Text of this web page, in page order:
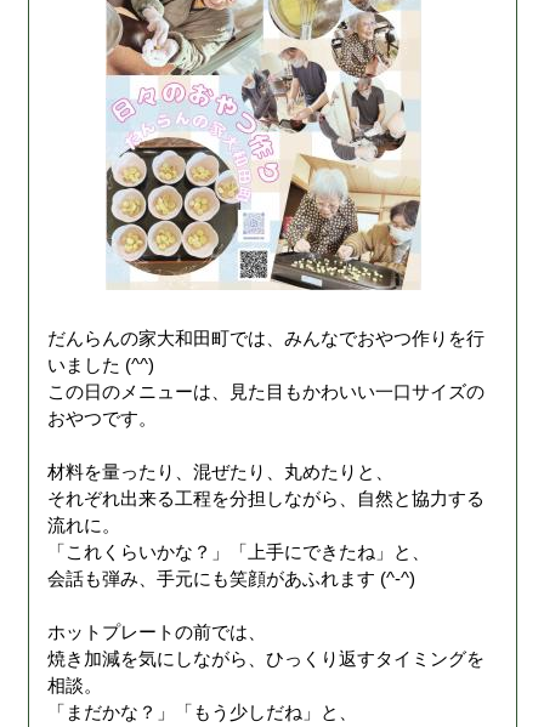
だんらんの家大和田町では、みんなでおやつ作りを行
いました (^^)
この日のメニューは、見た目もかわいい一口サイズの
おやつです。
材料を量ったり、混ぜたり、丸めたりと、
それぞれ出来る工程を分担しながら、自然と協力する
流れに。
「これくらいかな？」「上手にできたね」と、
会話も弾み、手元にも笑顔があふれます (^-^)
ホットプレートの前では、
焼き加減を気にしながら、ひっくり返すタイミングを
相談。
「まだかな？」「もう少しだね」と、